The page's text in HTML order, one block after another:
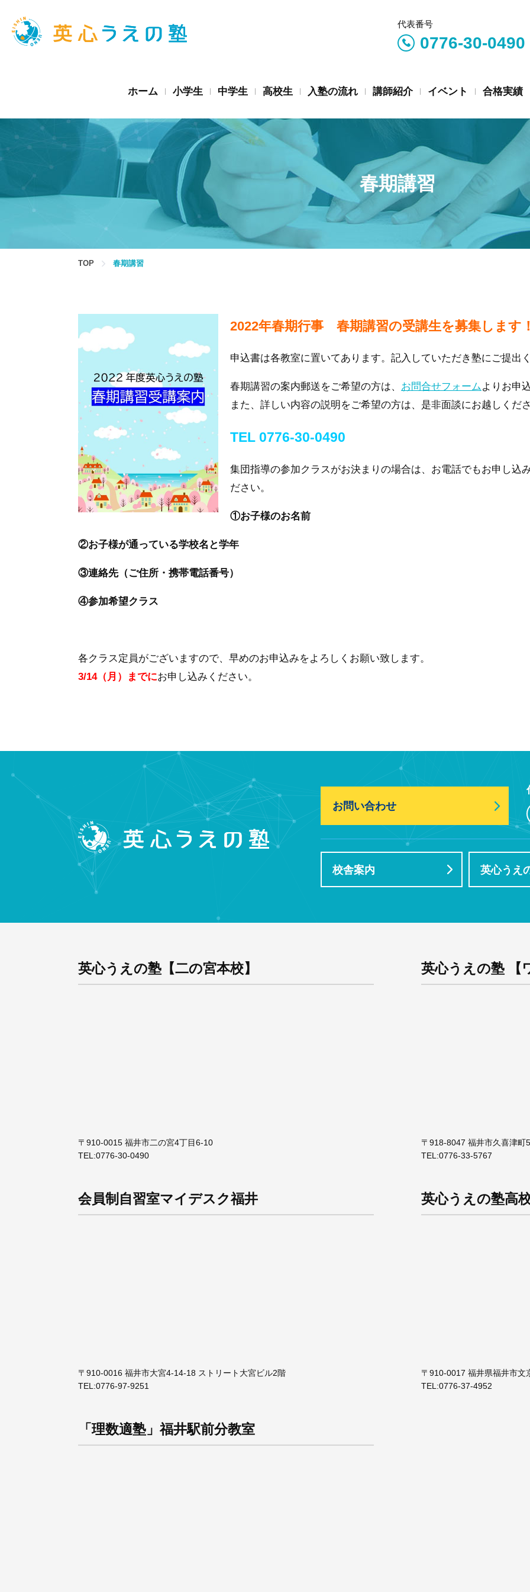
ホーム 小学生 中学生 高校生 入塾の流れ 講師紹介 イベント 合格実績
代表番号
0776-30-0490
春期講習
TOP 春期講習
2022年春期行事 春期講習の受講生を募集します
申込書は各教室に置いてあります。記入していただき塾にご提出
春期講習の案内郵送をご希望の方は、 お問合せフォームよりお申
また、詳しい内容の説明をご希望の方は、是非面談にお越しくだ
TEL 0776-30-0490
集団指導の参加クラスがお決まりの場合は、お電話でもお申し込
ださい。
①お子様のお名前
②お子様が通っている学校名と学年
③連絡先（ご住所・携帯電話番号）
④参加希望クラス
各クラス定員がございますので、早めのお申込みをよろしくお願い致します。
3/14（月）までにお申し込みください。
お問い合わせ
校舎案内 英心うえ
英心うえの塾【二の宮本校】
〒910-0015 福井市二の宮4丁目6-10
TEL:0776-30-0490
英心うえの塾 【
〒918-8047 福井市久喜津町
TEL:0776-33-5767
会員制自習室マイデスク福井
〒910-0016 福井市大宮4-14-18 ストリート大宮ビル2階
TEL:0776-97-9251
英心うえの塾高
〒910-0017 福井県福井市文
TEL:0776-37-4952
「理数適塾」福井駅前分教室